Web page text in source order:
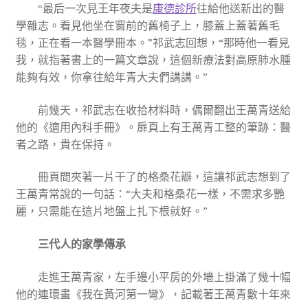
“最后一次見王年夜夫是康德診所往給他送新出的醫
學雜志。看見他坐在窗前的舊椅子上，膝蓋上蓋著舊毛
毯，正在看一本醫學冊本。”祁武志回想，“那時他一看見
我，就指著書上的一篇文章說，這個新療法對高原肺水腫
能夠有效，你拿往給年青大夫們講講。”
前幾天，祁武志在收拾材料時，偶爾翻出王萬青送給
他的《適用內科手冊》。扉頁上有王萬青工整的筆跡：醫
者之路，貴在保持。
冊頁間夾著一片干了的格桑花瓣，這讓祁武志想到了
王萬青常說的一句話：“大夫和格桑花一樣，不需求多艷
麗，只需能在這片地盤上扎下根就好。”
三代人的家學傳承
走進王萬青家，左手邊小平房的外墻上掛滿了幾十幅
他的連環畫《我在黃河第一彎》，記載著王萬青數十年來